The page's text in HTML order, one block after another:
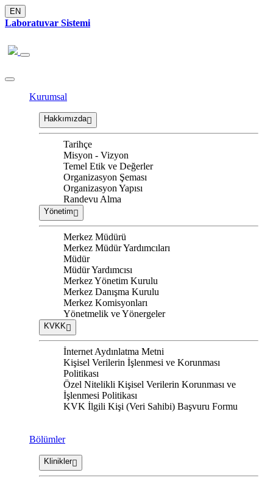
EN
Laboratuvar Sistemi
Kurumsal
Hakkımızda
Tarihçe
Misyon - Vizyon
Temel Etik ve Değerler
Organizasyon Şeması
Organizasyon Yapısı
Randevu Alma
Yönetim
Merkez Müdürü
Merkez Müdür Yardımcıları
Müdür
Müdür Yardımcısı
Merkez Yönetim Kurulu
Merkez Danışma Kurulu
Merkez Komisyonları
Yönetmelik ve Yönergeler
KVKK
İnternet Aydınlatma Metni
Kişisel Verilerin İşlenmesi ve Korunması
Politikası
Özel Nitelikli Kişisel Verilerin Korunması ve
İşlenmesi Politikası
KVK İlgili Kişi (Veri Sahibi) Başvuru Formu
Bölümler
Klinikler